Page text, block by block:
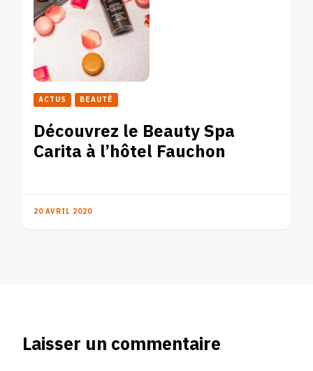
ACTUS BEAUTÉ
Découvrez le Beauty Spa
Carita à l’hôtel Fauchon
20 AVRIL 2020
Laisser un commentaire